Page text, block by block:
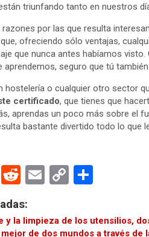
triunfando tanto en nuestros
por las que resulta
ofreciendo sólo ventajas,
que nunca antes habíamos
aprendemos, seguro que tú
hostelería o cualquier otro sector
certificado, que tienes que
aprendas un poco más sobre el
bastante divertido todo lo que
T
R
d
E
ail
C
py m
y la limpieza de los utensilios,
de dos mundos a través de